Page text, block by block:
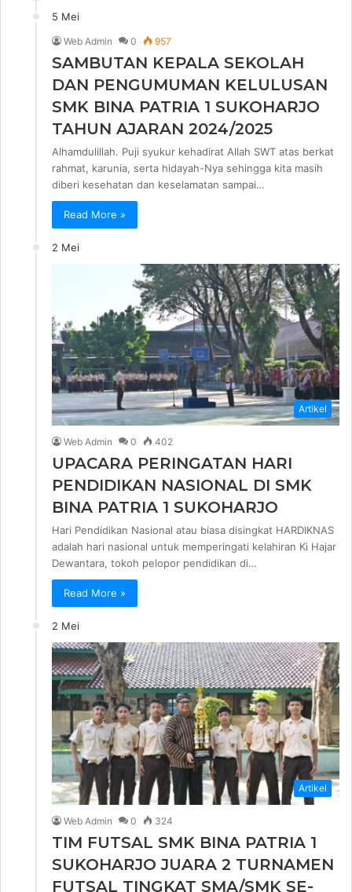
5 Mei
Web Admin 0 957
SAMBUTAN KEPALA SEKOLAH
DAN PENGUMUMAN KELULUSAN
SMK BINA PATRIA 1 SUKOHARJO
TAHUN AJARAN 2024/2025
Alhamdulillah. Puji syukur kehadirat Allah SWT atas berkat
rahmat, karunia, serta hidayah-Nya sehingga kita masih
diberi kesehatan dan keselamatan sampai…
Read More »
2 Mei
Artikel
Web Admin 0 402
UPACARA PERINGATAN HARI
PENDIDIKAN NASIONAL DI SMK
BINA PATRIA 1 SUKOHARJO
Hari Pendidikan Nasional atau biasa disingkat HARDIKNAS
adalah hari nasional untuk memperingati kelahiran Ki Hajar
Dewantara, tokoh pelopor pendidikan di…
Read More »
2 Mei
Artikel
Web Admin 0 324
TIM FUTSAL SMK BINA PATRIA 1
SUKOHARJO JUARA 2 TURNAMEN
FUTSAL TINGKAT SMA/SMK SE-